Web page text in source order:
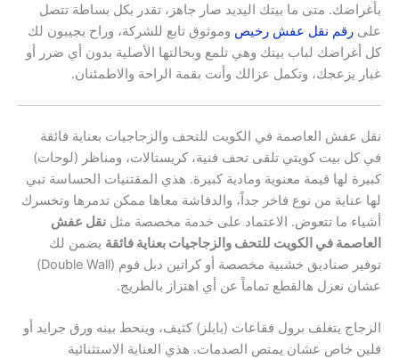
بأغراضك. متى ما بيتك اليديد صار جاهز، تقدر بكل بساطة تتصل
على رقم نقل عفش رخيص وموثوق تابع للشركة، وراح يجيبون لك
كل أغراضك لباب بيتك وهي تلمع وبحالتها الأصلية بدون أي ضرر أو
غبار يزعجك، وتكمل عزالك وأنت بقمة الراحة والاطمئنان.
نقل عفش العاصمة في الكويت للتحف والزجاجيات بعناية فائقة
في كل بيت كويتي تلقى تحف فنية، كريستالات، ومناظر (لوحات)
كبيرة لها قيمة معنوية ومادية كبيرة. هذي المقتنيات الحساسة تبي
لها عناية من نوع فاخر جداً، والدفاشة معاها ممكن تدمرها وتخسرك
أشياء ما تتعوض. الاعتماد على خدمة مخصصة مثل نقل عفش
العاصمة في الكويت للتحف والزجاجيات بعناية فائقة يضمن لك
توفير صناديق خشبية مخصصة أو كراتين دبل فوم (Double Wall)
عشان نعزل هالقطع تماماً عن أي اهتزاز بالطريج.
الزجاج يتغلف برول فقاعات (بابلز) كثيف، وينحط بينه ورق جرايد أو
فلين خاص عشان يمتص الصدمات. هذي العناية الاستثنائية